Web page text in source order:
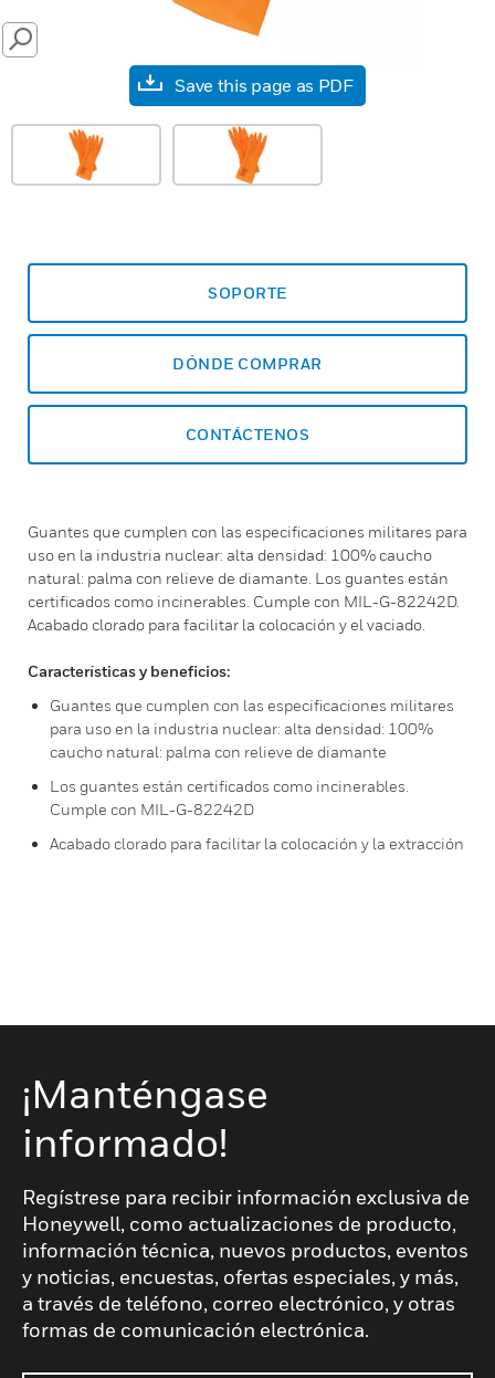
SEARCH
Save this page as PDF
SOPORTE
DÓNDE COMPRAR
CONTÁCTENOS
Guantes que cumplen con las especificaciones militares para
uso en la industria nuclear: alta densidad: 100% caucho
natural: palma con relieve de diamante. Los guantes están
certificados como incinerables. Cumple con MIL-G-82242D.
Acabado clorado para facilitar la colocación y el vaciado.
Características y beneficios:
Guantes que cumplen con las especificaciones militares
para uso en la industria nuclear: alta densidad: 100%
caucho natural: palma con relieve de diamante
Los guantes están certificados como incinerables.
Cumple con MIL-G-82242D
Acabado clorado para facilitar la colocación y la extracción
¡Manténgase
informado!
Regístrese para recibir información exclusiva de
Honeywell, como actualizaciones de producto,
información técnica, nuevos productos, eventos
y noticias, encuestas, ofertas especiales, y más,
a través de teléfono, correo electrónico, y otras
formas de comunicación electrónica.